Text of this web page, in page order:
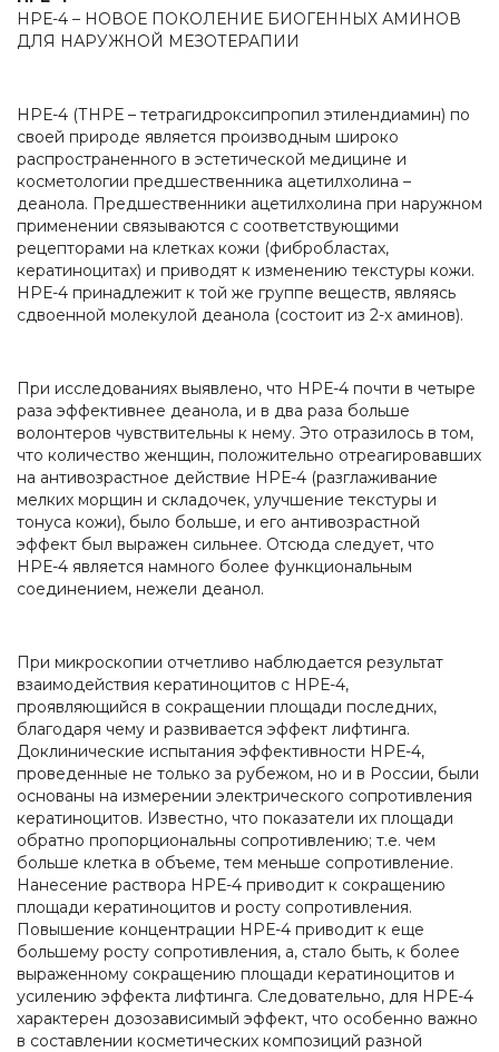
НРЕ-4 – НОВОЕ ПОКОЛЕНИЕ БИОГЕННЫХ АМИНОВ
ДЛЯ НАРУЖНОЙ МЕЗОТЕРАПИИ
НРЕ-4 (ТНРЕ – тетрагидроксипропил этилендиамин) по
своей природе является производным широко
распространенного в эстетической медицине и
косметологии предшественника ацетилхолина –
деанола. Предшественники ацетилхолина при наружном
применении связываются с соответствующими
рецепторами на клетках кожи (фибробластах,
кератиноцитах) и приводят к изменению текстуры кожи.
НРЕ-4 принадлежит к той же группе веществ, являясь
сдвоенной молекулой деанола (состоит из 2-х аминов).
При исследованиях выявлено, что НРЕ-4 почти в четыре
раза эффективнее деанола, и в два раза больше
волонтеров чувствительны к нему. Это отразилось в том,
что количество женщин, положительно отреагировавших
на антивозрастное действие НРЕ-4 (разглаживание
мелких морщин и складочек, улучшение текстуры и
тонуса кожи), было больше, и его антивозрастной
эффект был выражен сильнее. Отсюда следует, что
НРЕ-4 является намного более функциональным
соединением, нежели деанол.
При микроскопии отчетливо наблюдается результат
взаимодействия кератиноцитов с НРЕ-4,
проявляющийся в сокращении площади последних,
благодаря чему и развивается эффект лифтинга.
Доклинические испытания эффективности НРЕ-4,
проведенные не только за рубежом, но и в России, были
основаны на измерении электрического сопротивления
кератиноцитов. Известно, что показатели их площади
обратно пропорциональны сопротивлению; т.е. чем
больше клетка в объеме, тем меньше сопротивление.
Нанесение раствора НРЕ-4 приводит к сокращению
площади кератиноцитов и росту сопротивления.
Повышение концентрации НРЕ-4 приводит к еще
большему росту сопротивления, а, стало быть, к более
выраженному сокращению площади кератиноцитов и
усилению эффекта лифтинга. Следовательно, для НРЕ-4
характерен дозозависимый эффект, что особенно важно
в составлении косметических композиций разной